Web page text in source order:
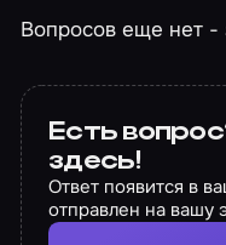
Вопросов еще нет -
Есть
здесь!
Ответ появится в
отправлен на вашу